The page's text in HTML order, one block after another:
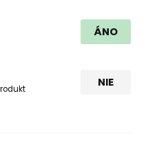
ÁNO
NIE